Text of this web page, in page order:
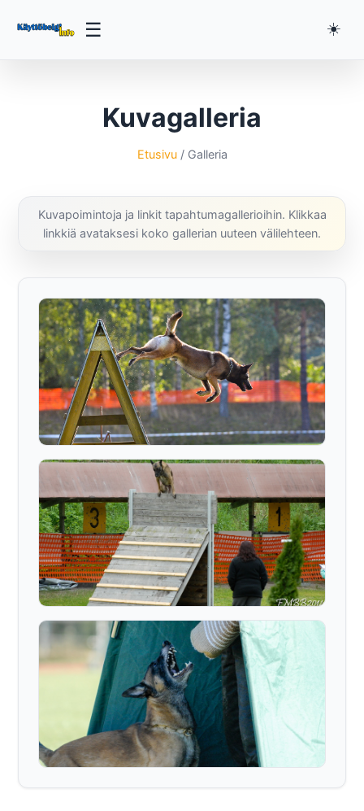
☰ ☀️
Kuvagalleria
Etusivu/ Galleria
Kuvapoimintoja ja linkit tapahtumagallerioihin. Klikkaa
linkkiä avataksesi koko gallerian uuteen välilehteen.